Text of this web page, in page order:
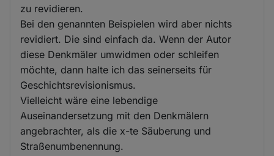
zu revidieren.
Bei den genannten Beispielen wird aber nichts
revidiert. Die sind einfach da. Wenn der Autor
diese Denkmäler umwidmen oder schleifen
möchte, dann halte ich das seinerseits für
Geschichtsrevisionismus.
Vielleicht wäre eine lebendige
Auseinandersetzung mit den Denkmälern
angebrachter, als die x-te Säuberung und
Straßenumbenennung.